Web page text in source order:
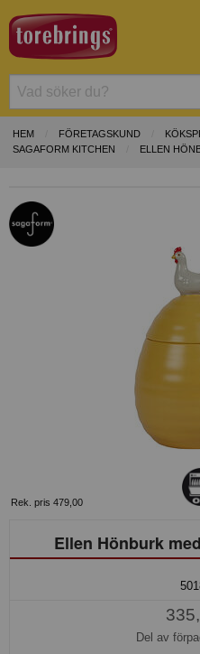
HEM FÖRETAGSKUND
SAGAFORM KITCHEN
ELLEN
Rek. pris 479,00
Ellen Hönburk
Del av